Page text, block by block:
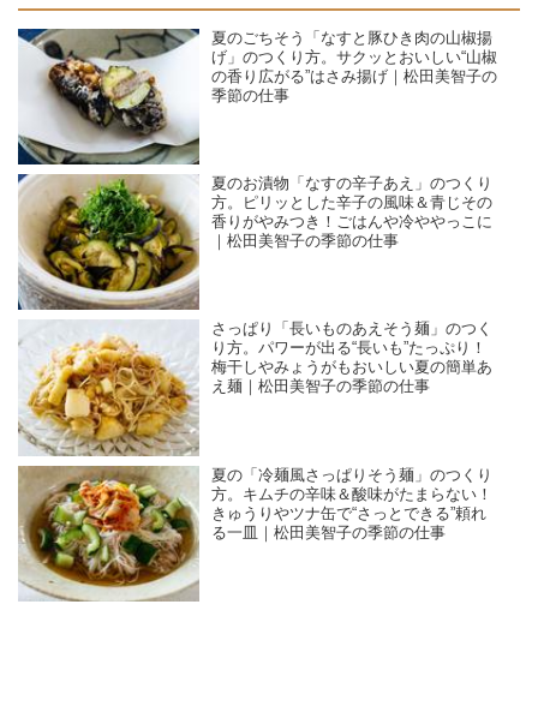
夏のごちそう「なすと豚ひき肉の山椒揚
げ」のつくり方。サクッとおいしい“山椒
の香り広がる”はさみ揚げ｜松田美智子の
季節の仕事
夏のお漬物「なすの辛子あえ」のつくり
方。ピリッとした辛子の風味＆青じその
香りがやみつき！ごはんや冷ややっこに
｜松田美智子の季節の仕事
さっぱり「長いものあえそう麺」のつく
り方。パワーが出る“長いも”たっぷり！
梅干しやみょうがもおいしい夏の簡単あ
え麺｜松田美智子の季節の仕事
夏の「冷麺風さっぱりそう麺」のつくり
方。キムチの辛味＆酸味がたまらない！
きゅうりやツナ缶で“さっとできる”頼れ
る一皿｜松田美智子の季節の仕事